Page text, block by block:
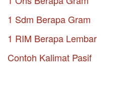
1 Sdm Berapa Gram
1 RIM Berapa Lembar
Contoh Kalimat Pasif